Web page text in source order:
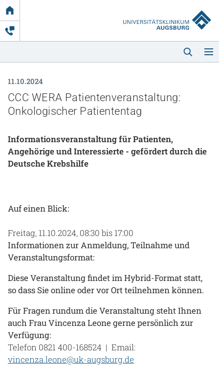
Link
zur
Startseite
Startseite
Zuweisende
Gesundheit & Medizin
Notaufnahme
Anreise
11.10.2024
CCC WERA Patientenveranstaltung:
Onkologischer Patiententag
Informationsveranstaltung für Patienten,
Angehörige und Interessierte - gefördert durch die
Deutsche Krebshilfe
Auf einen Blick:
Freitag, 11.10.2024, 08:30 bis 17:00
Informationen zur Anmeldung, Teilnahme und
Veranstaltungsformat:
Diese Veranstaltung findet im Hybrid-Format statt,
so dass Sie online oder vor Ort teilnehmen können.
Für Fragen rundum die Veranstaltung steht Ihnen
auch Frau Vincenza Leone gerne persönlich zur
Verfügung:
Telefon 0821 400-168524 | Email:
vincenza.leone@uk-augsburg.de